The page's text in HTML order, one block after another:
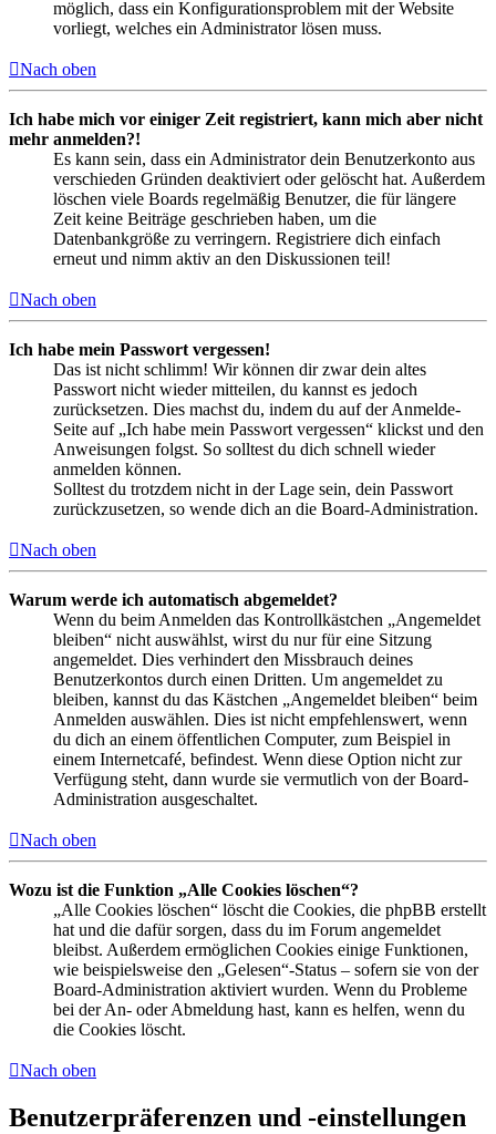
möglich, dass ein Konfigurationsproblem mit der Website
vorliegt, welches ein Administrator lösen muss.
Nach oben
Ich habe mich vor einiger Zeit registriert, kann mich aber nicht
mehr anmelden?!
Es kann sein, dass ein Administrator dein Benutzerkonto aus
verschieden Gründen deaktiviert oder gelöscht hat. Außerdem
löschen viele Boards regelmäßig Benutzer, die für längere
Zeit keine Beiträge geschrieben haben, um die
Datenbankgröße zu verringern. Registriere dich einfach
erneut und nimm aktiv an den Diskussionen teil!
Nach oben
Ich habe mein Passwort vergessen!
Das ist nicht schlimm! Wir können dir zwar dein altes
Passwort nicht wieder mitteilen, du kannst es jedoch
zurücksetzen. Dies machst du, indem du auf der Anmelde-
Seite auf „Ich habe mein Passwort vergessen“ klickst und den
Anweisungen folgst. So solltest du dich schnell wieder
anmelden können.
Solltest du trotzdem nicht in der Lage sein, dein Passwort
zurückzusetzen, so wende dich an die Board-Administration.
Nach oben
Warum werde ich automatisch abgemeldet?
Wenn du beim Anmelden das Kontrollkästchen „Angemeldet
bleiben“ nicht auswählst, wirst du nur für eine Sitzung
angemeldet. Dies verhindert den Missbrauch deines
Benutzerkontos durch einen Dritten. Um angemeldet zu
bleiben, kannst du das Kästchen „Angemeldet bleiben“ beim
Anmelden auswählen. Dies ist nicht empfehlenswert, wenn
du dich an einem öffentlichen Computer, zum Beispiel in
einem Internetcafé, befindest. Wenn diese Option nicht zur
Verfügung steht, dann wurde sie vermutlich von der Board-
Administration ausgeschaltet.
Nach oben
Wozu ist die Funktion „Alle Cookies löschen“?
„Alle Cookies löschen“ löscht die Cookies, die phpBB erstellt
hat und die dafür sorgen, dass du im Forum angemeldet
bleibst. Außerdem ermöglichen Cookies einige Funktionen,
wie beispielsweise den „Gelesen“-Status – sofern sie von der
Board-Administration aktiviert wurden. Wenn du Probleme
bei der An- oder Abmeldung hast, kann es helfen, wenn du
die Cookies löscht.
Nach oben
Benutzerpräferenzen und -einstellungen